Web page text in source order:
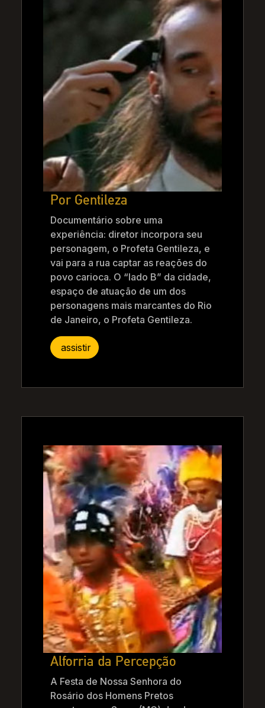
Por Gentileza
Documentário sobre uma
experiência: diretor incorpora seu
personagem, o Profeta Gentileza, e
vai para a rua captar as reações do
povo carioca. O “lado B” da cidade,
espaço de atuação de um dos
personagens mais marcantes do Rio
de Janeiro, o Profeta Gentileza.
assistir
Alforria da Percepção
A Festa de Nossa Senhora do
Rosário dos Homens Pretos